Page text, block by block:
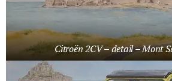
Citroën 2CV – detail – Mont